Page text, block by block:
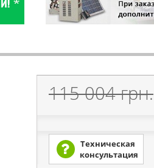
115 004 грн.
Техническая
консультация